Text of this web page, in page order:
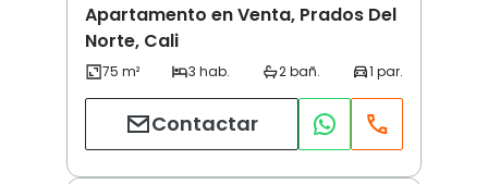
Apartamento en Venta, Prados Del
Norte, Cali
Contactar